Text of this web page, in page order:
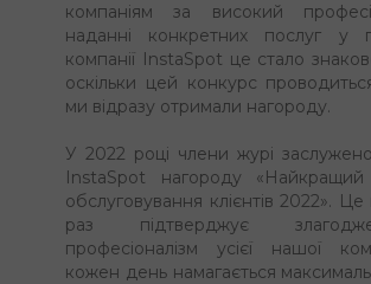
компаніям за високий
наданні конкретних послуг у
компанії InstaSpot це стало
оскільки цей конкурс
ми відразу отримали нагороду.
У 2022 році члени журі
InstaSpot нагороду
обслуговування клієнтів 2022».
раз підтверджує
професіоналізм усієї нашої
кожен день намагається